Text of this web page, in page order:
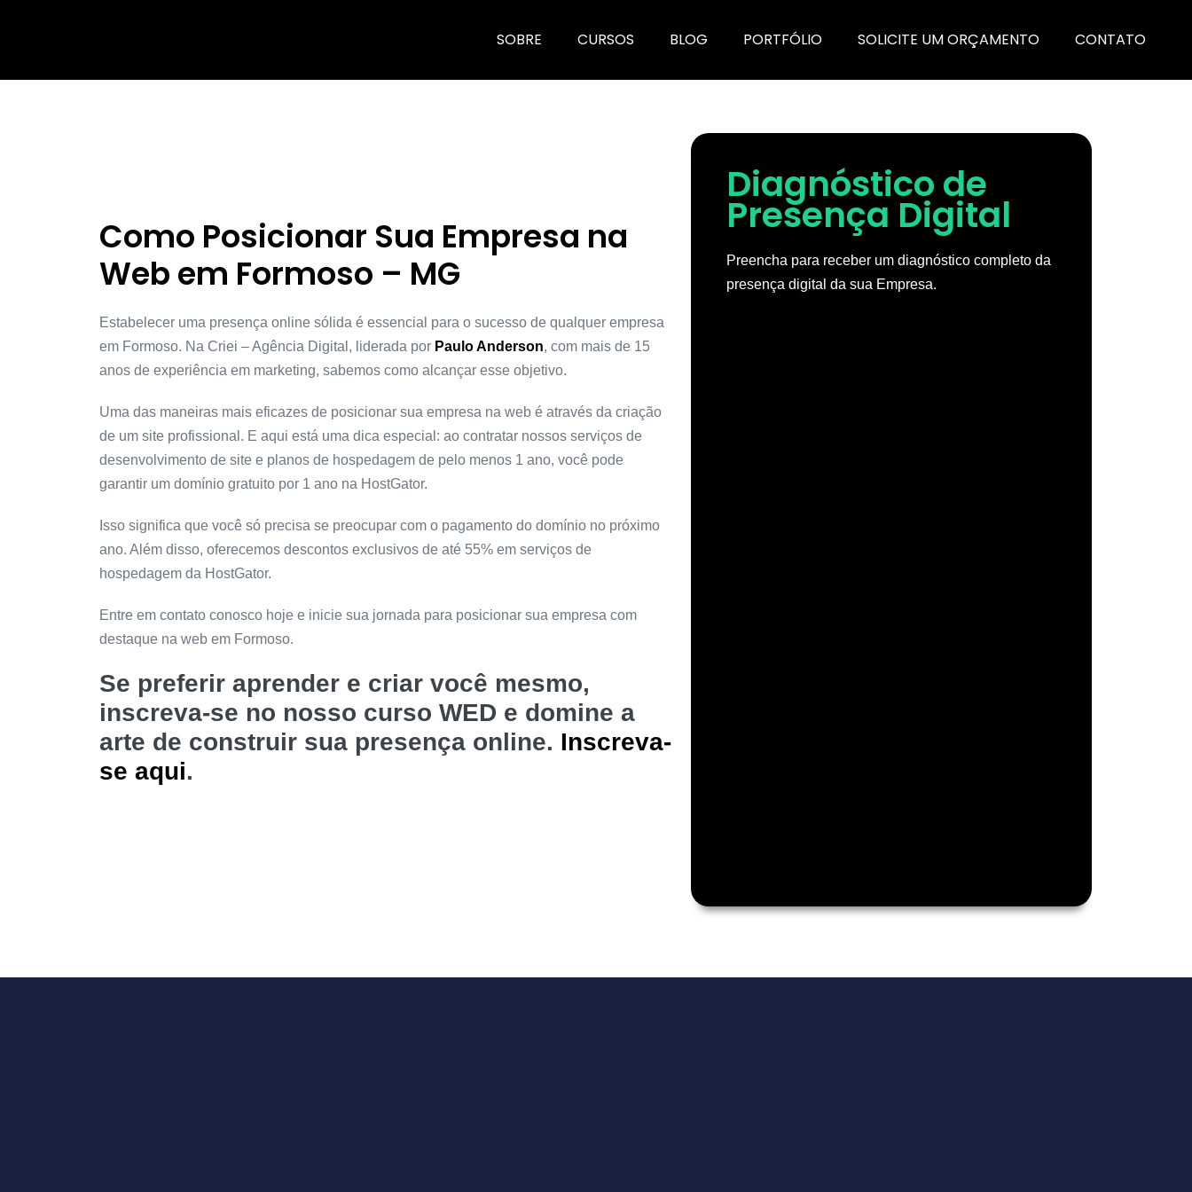
SOBRE CURSOS BLOG PORTFÓLIO SOLICITE UM ORÇAMENTO CONTATO
Como Posicionar Sua Empresa na
Web em Formoso – MG
Estabelecer uma presença online sólida é essencial para o sucesso de qualquer empresa
em Formoso. Na Criei – Agência Digital, liderada por Paulo Anderson, com mais de 15
anos de experiência em marketing, sabemos como alcançar esse objetivo.
Uma das maneiras mais eficazes de posicionar sua empresa na web é através da criação
de um site profissional. E aqui está uma dica especial: ao contratar nossos serviços de
desenvolvimento de site e planos de hospedagem de pelo menos 1 ano, você pode
garantir um domínio gratuito por 1 ano na HostGator.
Isso significa que você só precisa se preocupar com o pagamento do domínio no próximo
ano. Além disso, oferecemos descontos exclusivos de até 55% em serviços de
hospedagem da HostGator.
Entre em contato conosco hoje e inicie sua jornada para posicionar sua empresa com
destaque na web em Formoso.
Se preferir aprender e criar você mesmo,
inscreva-se no nosso curso WED e domine a
arte de construir sua presença online. Inscreva-
se aqui.
Diagnóstico de
Presença Digital
Preencha para receber um diagnóstico completo da
presença digital da sua Empresa.